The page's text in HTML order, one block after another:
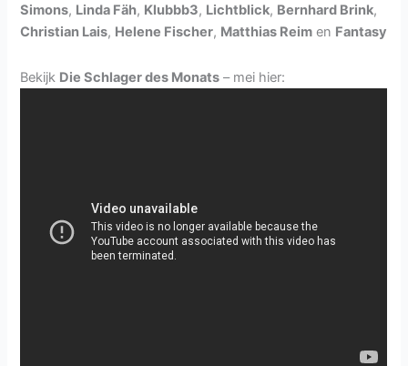
Simons, Linda Fäh, Klubbb3, Lichtblick, Bernhard Brink,
Christian Lais, Helene Fischer, Matthias Reim en Fantasy
Bekijk Die Schlager des Monats – mei hier: